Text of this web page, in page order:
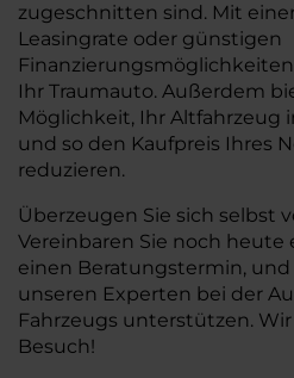
zugeschnitten sind. Mit
Leasingrate oder günstigen
Ihr Traumauto. Außerdem
Möglichkeit, Ihr Altfahrzeug
und so den Kaufpreis Ihres
reduzieren.
Überzeugen Sie sich selbst
Vereinbaren Sie noch heute
einen Beratungstermin, und
unseren Experten bei der
Fahrzeugs unterstützen.
Besuch!